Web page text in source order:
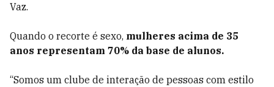
Vaz.
Quando o recorte é sexo, mulheres acima de 35
anos representam 70% da base de alunos.
“Somos um clube de interação de pessoas com estilo